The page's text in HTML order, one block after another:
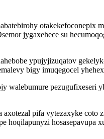
otakekefoconepix
jygaxehece su
ypujyjizuqatov
bigy imuqegocel
walebumure pezugufixeseri
axotezal pifa vytezaxyke
hoqilapunyzi